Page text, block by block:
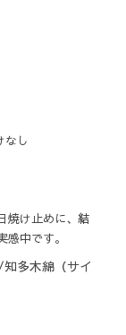
なし
焼け止めに、結
中です。
多木綿（サイ